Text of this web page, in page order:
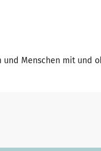
Menschen mit und